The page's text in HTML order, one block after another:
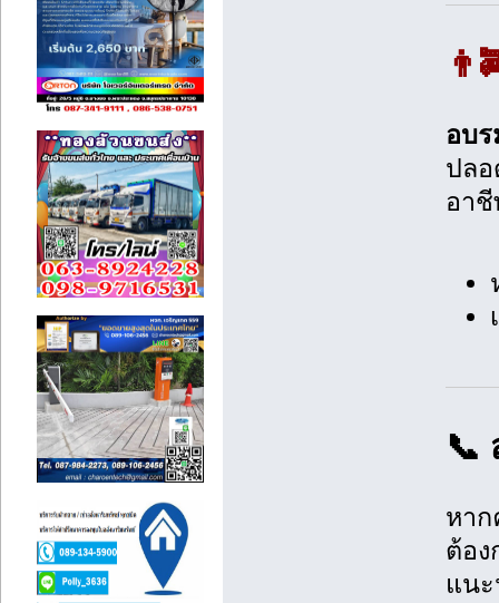
อบร
ปลอ
อาชี
📞
หา
ต้อ
แน